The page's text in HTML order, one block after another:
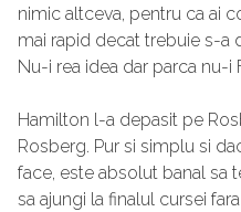
nimic altceva, pentru ca ai
mai rapid decat trebuie s-a
Nu-i rea idea dar parca nu-i
Hamilton l-a depasit pe
Rosberg. Pur si simplu si
face, este absolut banal sa
sa ajungi la finalul cursei